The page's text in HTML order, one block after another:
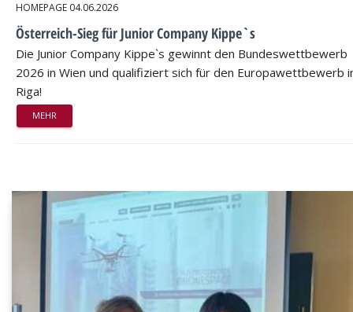
HOMEPAGE 04.06.2026
Österreich-Sieg für Junior Company Kippe`s
Die Junior Company Kippe`s gewinnt den Bundeswettbewerb
2026 in Wien und qualifiziert sich für den Europawettbewerb
Riga!
MEHR